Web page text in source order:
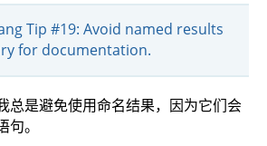
Tip #19: Avoid named results
for documentation.
总是避免使用命名结果，因为它们会
。